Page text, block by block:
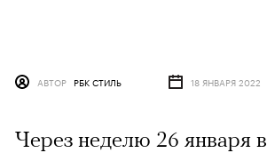
АВТОР РБК СТИЛЬ 18 ЯНВАРЯ 2022
Через неделю 26 января в